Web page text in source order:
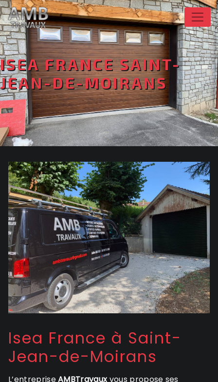
Panneau de gestion des cookies
ISEA FRANCE SAINT-
JEAN-DE-MOIRANS
Isea France à Saint-
Jean-de-Moirans
L’entrepriseAMBTravauxvous propose ses